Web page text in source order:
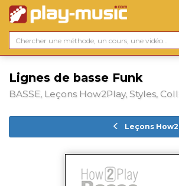
Lignes de basse Funk
BASSE, Leçons How2Play, Styles,
Leçons